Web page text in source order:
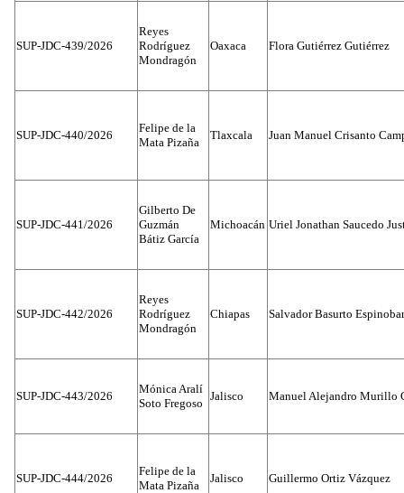
SUP-JDC-439/2026
Reyes
Rodríguez
Mondragón
Oaxaca Flora Gutiérrez Gutiérrez
SUP-JDC-440/2026
Felipe de la
Mata Pizaña
Tlaxcala Juan Manuel Crisanto
SUP-JDC-441/2026
Gilberto De
Guzmán
Bátiz García
Michoacán Uriel Jonathan Saucedo
SUP-JDC-442/2026
Reyes
Rodríguez
Mondragón
Chiapas Salvador Basurto
SUP-JDC-443/2026
Mónica Aralí
Soto Fregoso
Jalisco Manuel Alejandro Murillo
SUP-JDC-444/2026
Felipe de la
Mata Pizaña
Jalisco Guillermo Ortiz Vázquez